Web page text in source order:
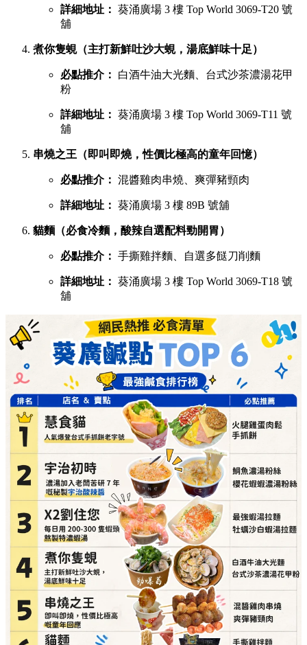
詳細地址： 葵涌廣場 3 樓 Top World 3069-T20 號
舖
煮你隻蜆（主打新鮮吐沙大蜆，湯底鮮味十足）
必點推介：
白酒牛油大光麵、台式沙茶濃湯花甲
粉
詳細地址： 葵涌廣場 3 樓 Top World 3069-T11 號
舖
串燒之王（即叫即燒，性價比極高的童年回憶）
必點推介： 混醬雞肉串燒、爽彈豬頸肉
詳細地址： 葵涌廣場 3 樓 89B 號舖
貓麵（必食冷麵，酸辣自選配料勁開胃）
必點推介： 手撕雞拌麵、自選多餸刀削麵
詳細地址： 葵涌廣場 3 樓 Top World 3069-T18 號
舖